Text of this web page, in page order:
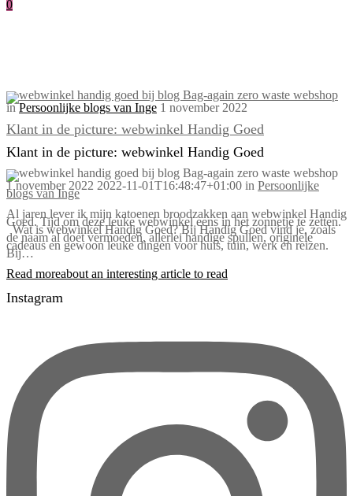
0
inPersoonlijke blogs van Inge 1 november 2022
Klant in de picture: webwinkel Handig Goed
Klant in de picture: webwinkel Handig Goed
1 november 2022 2022-11-01T16:48:47+01:00 in Persoonlijke
blogs van Inge
Al jaren lever ik mijn katoenen broodzakken aan webwinkel Handig
Goed. Tijd om deze leuke webwinkel eens in het zonnetje te zetten.
Wat is webwinkel Handig Goed? Bij Handig Goed vind je, zoals
de naam al doet vermoeden, allerlei handige spullen, originele
cadeaus en gewoon leuke dingen voor huis, tuin, werk en reizen.
Bij…
Read moreabout an interesting article to read
Instagram